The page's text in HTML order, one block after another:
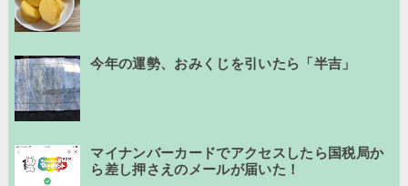
今年の運勢、おみくじを引いたら「半吉」
マイナンバーカードでアクセスしたら国税局か
ら差し押さえのメールが届いた！